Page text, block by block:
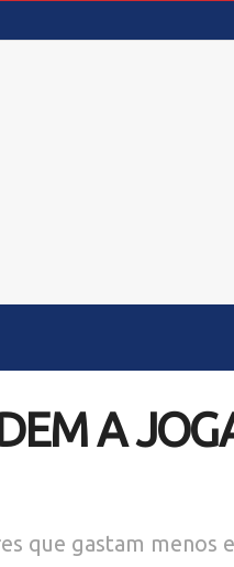
A
que gastam menos